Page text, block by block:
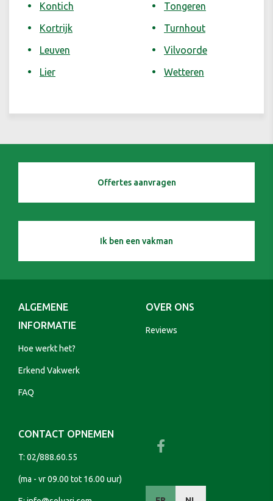
Kontich
Kortrijk
Leuven
Lier
Tongeren
Turnhout
Vilvoorde
Wetteren
Offertes aanvragen
Ik ben een vakman
ALGEMENE
INFORMATIE
Hoe werkt het?
Erkend Vakwerk
FAQ
OVER ONS
Reviews
CONTACT OPNEMEN
T: 02/888.60.55
(ma - vr 09.00 tot 16.00 uur)